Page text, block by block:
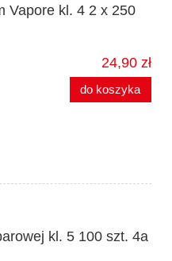
Vapore kl. 4 2 x 250
24,90 zł
do koszyka
kl. 5 100 szt. 4a